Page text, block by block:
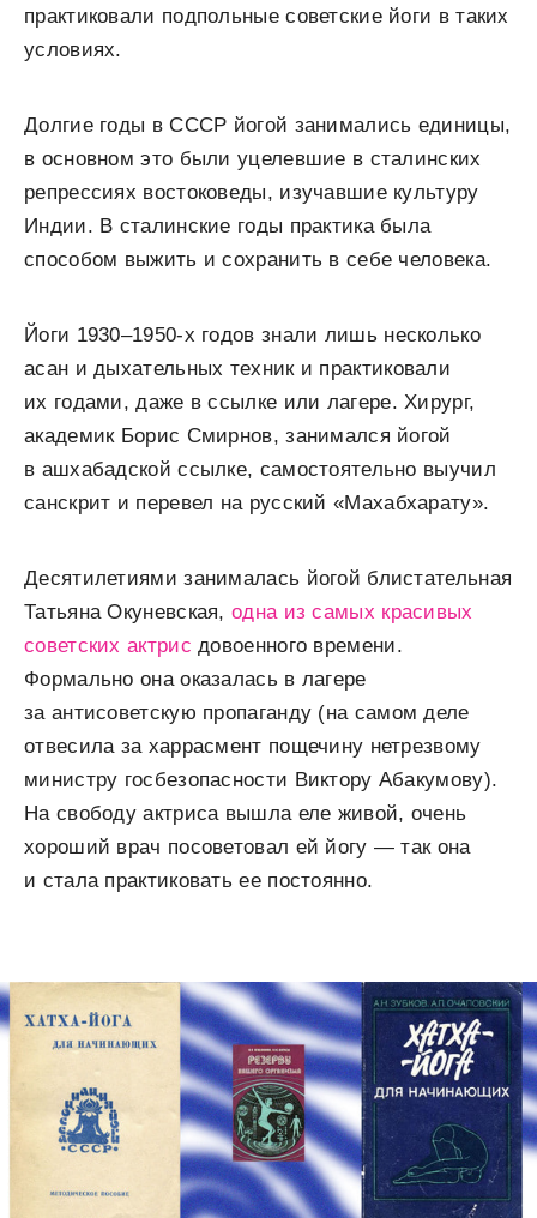
практиковали подпольные советские йоги в таких
условиях.
Долгие годы в СССР йогой занимались единицы,
в основном это были уцелевшие в сталинских
репрессиях востоковеды, изучавшие культуру
Индии. В сталинские годы практика была
способом выжить и сохранить в себе человека.
Йоги 1930–1950-х годов знали лишь несколько
асан и дыхательных техник и практиковали
их годами, даже в ссылке или лагере. Хирург,
академик Борис Смирнов, занимался йогой
в ашхабадской ссылке, самостоятельно выучил
санскрит и перевел на русский «Махабхарату».
Десятилетиями занималась йогой блистательная
Татьяна Окуневская,одна из самых красивых
советских актрис довоенного времени.
Формально она оказалась в лагере
за антисоветскую пропаганду (на самом деле
отвесила за харрасмент пощечину нетрезвому
министру госбезопасности Виктору Абакумову).
На свободу актриса вышла еле живой, очень
хороший врач посоветовал ей йогу — так она
и стала практиковать ее постоянно.